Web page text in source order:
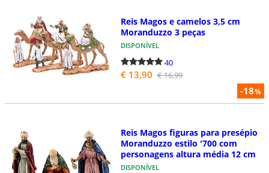
-18%
Reis Magos e camelos 3,5 cm
Moranduzzo 3 peças
DISPONÍVEL
40
€ 13,90 € 16,99
Reis Magos figuras para presépio
Moranduzzo estilo '700 com
personagens altura média 12 cm
DISPONÍVEL